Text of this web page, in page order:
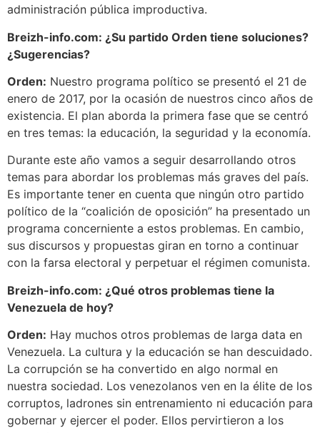
administración pública improductiva.
Breizh-info.com: ¿Su partido Orden tiene soluciones?
¿Sugerencias?
Orden: Nuestro programa político se presentó el 21 de
enero de 2017, por la ocasión de nuestros cinco años de
existencia. El plan aborda la primera fase que se centró
en tres temas: la educación, la seguridad y la economía.
Durante este año vamos a seguir desarrollando otros
temas para abordar los problemas más graves del país.
Es importante tener en cuenta que ningún otro partido
político de la “coalición de oposición” ha presentado un
programa concerniente a estos problemas. En cambio,
sus discursos y propuestas giran en torno a continuar
con la farsa electoral y perpetuar el régimen comunista.
Breizh-info.com: ¿Qué otros problemas tiene la
Venezuela de hoy?
Orden: Hay muchos otros problemas de larga data en
Venezuela. La cultura y la educación se han descuidado.
La corrupción se ha convertido en algo normal en
nuestra sociedad. Los venezolanos ven en la élite de los
corruptos, ladrones sin entrenamiento ni educación para
gobernar y ejercer el poder. Ellos pervirtieron a los